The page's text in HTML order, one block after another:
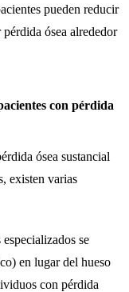
pueden reducir
ósea alrededor
con pérdida
ósea sustancial
existen varias
se
en lugar del hueso
con pérdida